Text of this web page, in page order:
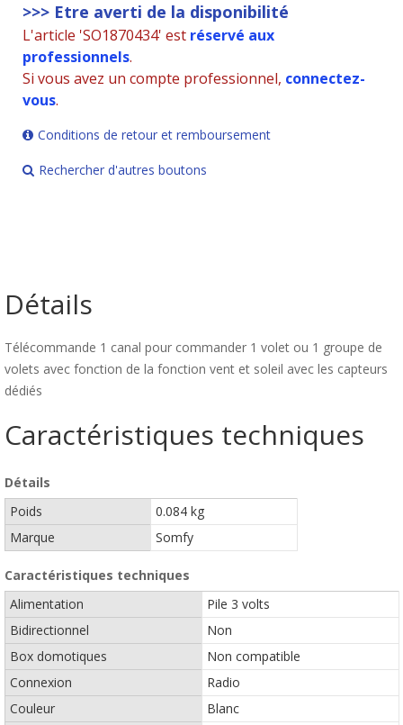
>>> Etre averti de la disponibilité
L'article 'SO1870434' est réservé aux
professionnels.
Si vous avez un compte professionnel, connectez-
vous.
Conditions de retour et remboursement
Rechercher d'autres boutons
Détails
Télécommande 1 canal pour commander 1 volet ou 1 groupe de
volets avec fonction de la fonction vent et soleil avec les capteurs
dédiés
Caractéristiques techniques
Détails
Poids
0.084 kg
Marque
Somfy
Caractéristiques techniques
Alimentation
Pile 3 volts
Bidirectionnel
Non
Box domotiques
Non compatible
Connexion
Radio
Couleur
Blanc